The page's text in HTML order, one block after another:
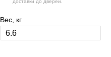
доставки до дверей.
Вес, кг